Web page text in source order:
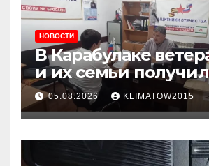
НОВОСТИ
В Карабулаке
и их семьи
консультации в
приема граждан
05.08.2026 KLIMATOW2015